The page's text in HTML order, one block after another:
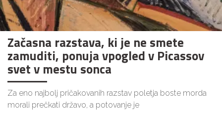
Začasna razstava, ki je ne smete
zamuditi, ponuja vpogled v Picassov
svet v mestu sonca
Za eno najbolj pričakovanih razstav poletja boste morda
morali prečkati državo, a potovanje je